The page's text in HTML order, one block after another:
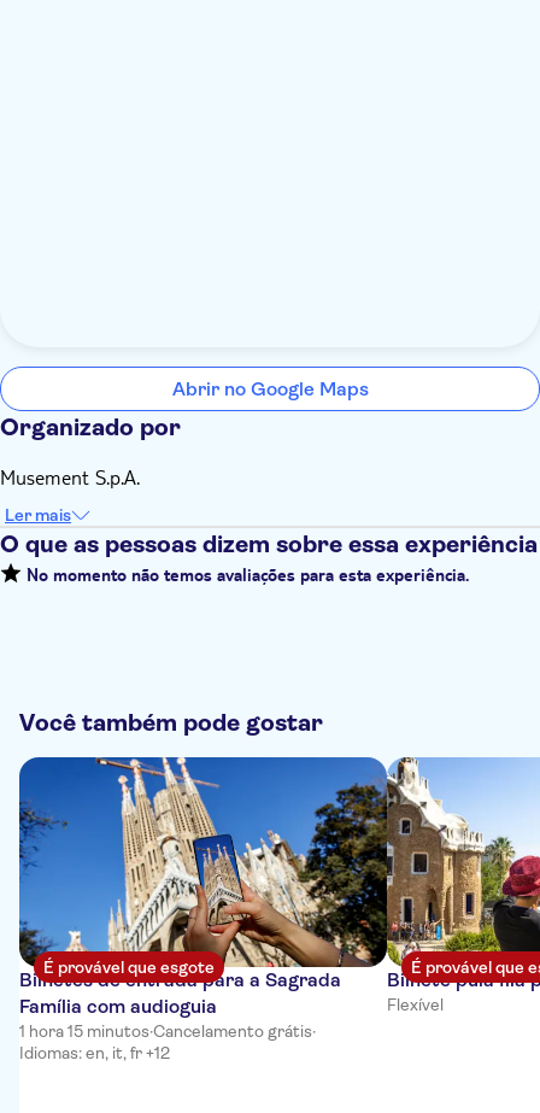
Abrir no Google Maps
Organizado por
Musement S.p.A.
Ler mais
O que as pessoas dizem sobre essa experiência
No momento não temos avaliações para esta experiência.
Você também pode gostar
É provável que esgote
Bilhetes de entrada para a Sagrada
Família com audioguia
1 hora 15 minutos·Cancelamento grátis·
Idiomas: en, it, fr +12
É provável que
Bilhete pula fila
Flexível